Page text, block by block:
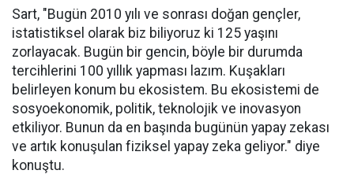
Sart, "Bugün 2010 yılı ve sonrası doğan gençler,
istatistiksel olarak biz biliyoruz ki 125 yaşını
zorlayacak. Bugün bir gencin, böyle bir durumda
tercihlerini 100 yıllık yapması lazım. Kuşakları
belirleyen konum bu ekosistem. Bu ekosistemi de
sosyoekonomik, politik, teknolojik ve inovasyon
etkiliyor. Bunun da en başında bugünün yapay zekası
ve artık konuşulan fiziksel yapay zeka geliyor." diye
konuştu.